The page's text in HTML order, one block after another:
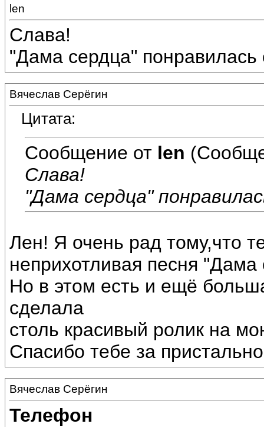
len
Слава!
"Дама сердца" понравилась
Вячеслав Серёгин
Цитата:
Сообщение от len
Слава!
"Дама сердца"
Лен! Я очень рад тому,что
неприхотливая песня "Дама
Но в этом есть и ещё
сделала
столь красивый ролик на
Спасибо тебе за
Вячеслав Серёгин
Телефон